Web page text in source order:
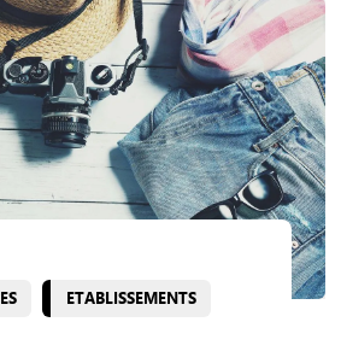
ETABLISSEMENTS